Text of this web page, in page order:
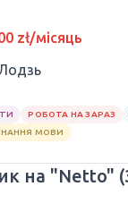
zł/місяць
РОБОТА НА ЗАРАЗ
МОВИ
на "Netto"